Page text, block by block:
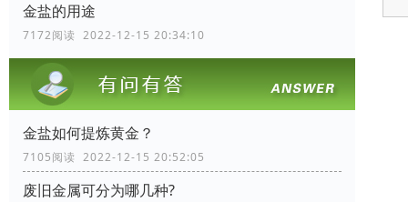
金盐的用途
7172阅读 2022-12-15 20:34:10
金盐如何提炼黄金？
7105阅读 2022-12-15 20:52:05
废旧金属可分为哪几种?